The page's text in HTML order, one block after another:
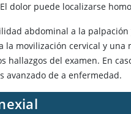
dolor puede localizarse
abdominal a la
movilización cervical y
del examen. En
avanzado de a enfermedad.